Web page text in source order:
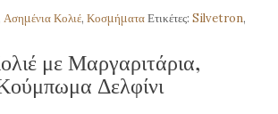
Ασημένια Κολιέ, ΚοσμήματαΕτικέτες: Silvetron,
με Μαργαριτάρια,
Δελφίνι